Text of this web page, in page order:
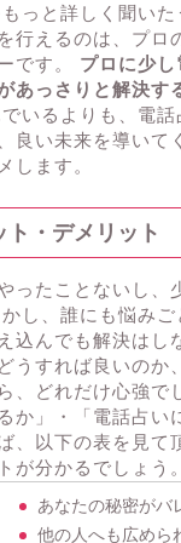
っと詳しく聞いた
行えるのは、プロ
です。 プロに少
あっさりと解決す
いるよりも、電
良い未来を導いて
します。
・デメリット
ったことないし、
し、誰にも悩み
込んでも解決はし
うすれば良いのか
、どれだけ心強で
か」・「電話占い
、以下の表を見て
が分かるでしょう。
あなたの秘密がバ
他の人へも広めら